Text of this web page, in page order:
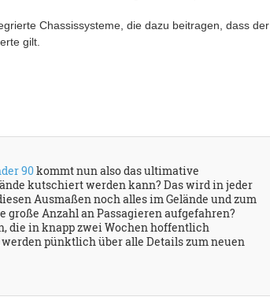
Chassissysteme, die dazu beitragen, dass der
gilt.
90kommt nun also das ultimative
kutschiert werden kann? Das wird in jeder
Ausmaßen noch alles im Gelände und zum
Anzahl an Passagieren aufgefahren?
die in knapp zwei Wochen hoffentlich
pünktlich über alle Details zum neuen